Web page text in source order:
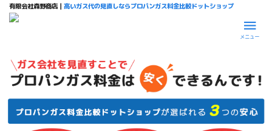
有限会社森野商店｜ 高いガス代の見直しならプロパンガス料金比較ドットショップ
メニュー